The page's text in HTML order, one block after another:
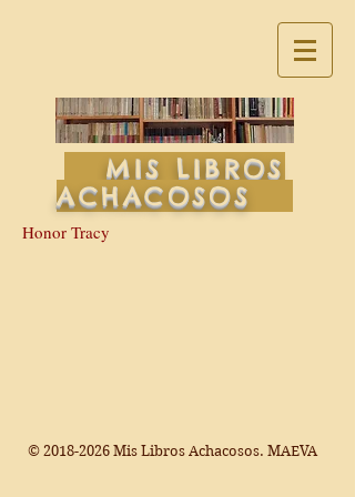
MIS LIBROS
ACHACOSOS
Honor Tracy
© 2018-2026 Mis Libros Achacosos. MAEVA